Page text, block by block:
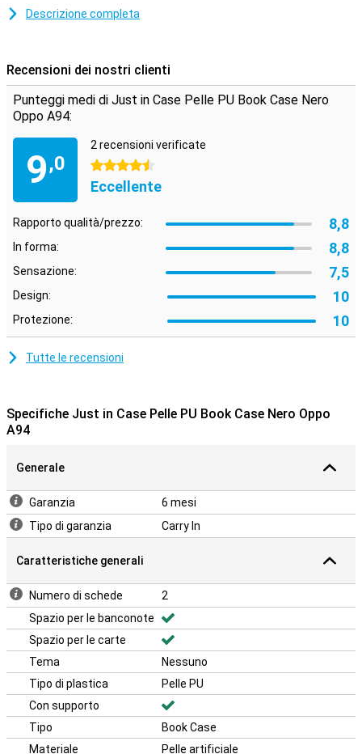
godertelo per molto tempo.
tuo nuovo acquisto nuovo il più a lungo possibile!
Descrizione completa
Recensioni dei nostri clienti
Punteggi medi di Just in Case Pelle PU Book Case Nero
Oppo A94:
9,0
2 recensioni verificate
4.5 stelle
Eccellente
Rapporto qualità/prezzo: 8,8
In forma: 8,8
Sensazione: 7,5
Design: 10
Protezione: 10
Tutte le recensioni
Specifiche Just in Case Pelle PU Book Case Nero Oppo
A94
Generale
Garanzia
6 mesi
Tipo di garanzia
Carry In
Caratteristiche generali
Numero di schede
2
Spazio per le banconote
Spazio per le carte
Tema
Nessuno
Tipo di plastica
Pelle PU
Con supporto
Tipo
Book Case
Materiale
Pelle artificiale